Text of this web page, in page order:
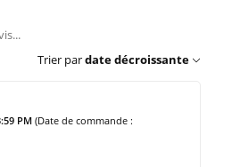
Trier pardate décroissante
PM (Date de commande :